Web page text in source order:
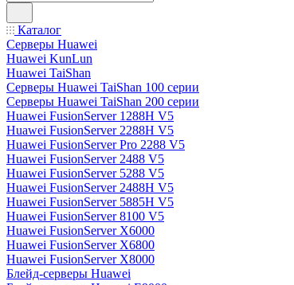
Каталог
Серверы Huawei
Huawei KunLun
Huawei TaiShan
Серверы Huawei TaiShan 100 серии
Серверы Huawei TaiShan 200 серии
Huawei FusionServer 1288H V5
Huawei FusionServer 2288H V5
Huawei FusionServer Pro 2288 V5
Huawei FusionServer 2488 V5
Huawei FusionServer 5288 V5
Huawei FusionServer 2488H V5
Huawei FusionServer 5885H V5
Huawei FusionServer 8100 V5
Huawei FusionServer X6000
Huawei FusionServer X6800
Huawei FusionServer X8000
Блейд-серверы Huawei